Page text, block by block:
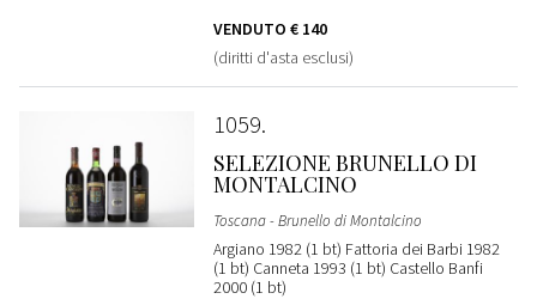
VENDUTO € 140
(diritti d'asta esclusi)
1059
SELEZIONE BRUNELLO DI
MONTALCINO
Toscana - Brunello di Montalcino
Argiano 1982 (1 bt) Fattoria dei Barbi 1982
(1 bt) Canneta 1993 (1 bt) Castello Banfi
2000 (1 bt)